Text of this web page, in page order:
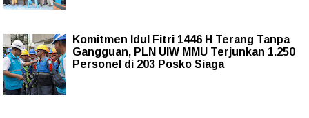
Komitmen Idul Fitri 1446 H Terang Tanpa
Gangguan, PLN UIW MMU Terjunkan 1.250
Personel di 203 Posko Siaga